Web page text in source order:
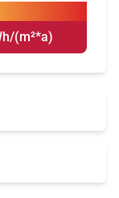
(m²*a)